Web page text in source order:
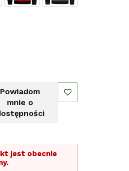
Powiadom
mnie o
jest obecnie